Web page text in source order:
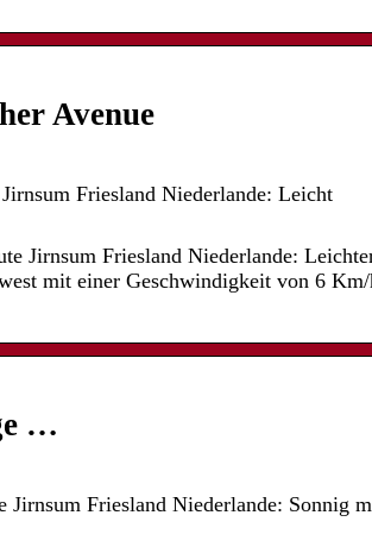
Avenue
Friesland Niederlande: Leicht
Jirnsum Friesland Niederlande:
mit einer Geschwindigkeit von 6
…
Jirnsum Friesland Niederlande: Sonnig